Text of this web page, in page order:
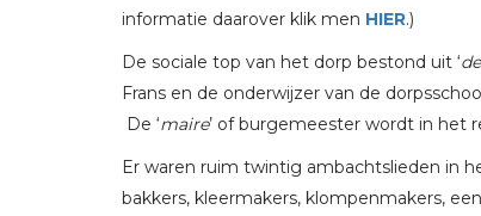
informatie daarover klik men HIER.)
De sociale top van het dorp bestond uit ‘
Frans en de onderwijzer van de
De ‘maire’ of burgemeester wordt in het
Er waren ruim twintig ambachtslieden in
bakkers, kleermakers, klompenmakers,